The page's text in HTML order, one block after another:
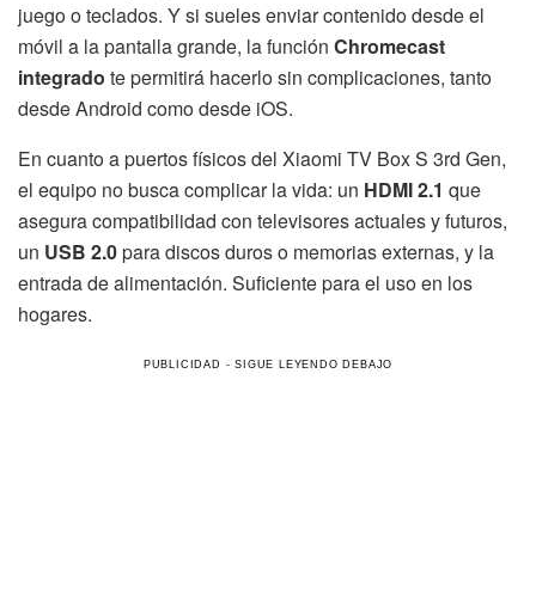
juego o teclados. Y si sueles enviar contenido desde el
móvil a la pantalla grande, la función Chromecast
integrado te permitirá hacerlo sin complicaciones, tanto
desde Android como desde iOS.
En cuanto a puertos físicos del Xiaomi TV Box S 3rd Gen,
el equipo no busca complicar la vida: un HDMI 2.1 que
asegura compatibilidad con televisores actuales y futuros,
un USB 2.0para discos duros o memorias externas, y la
entrada de alimentación. Suficiente para el uso en los
hogares.